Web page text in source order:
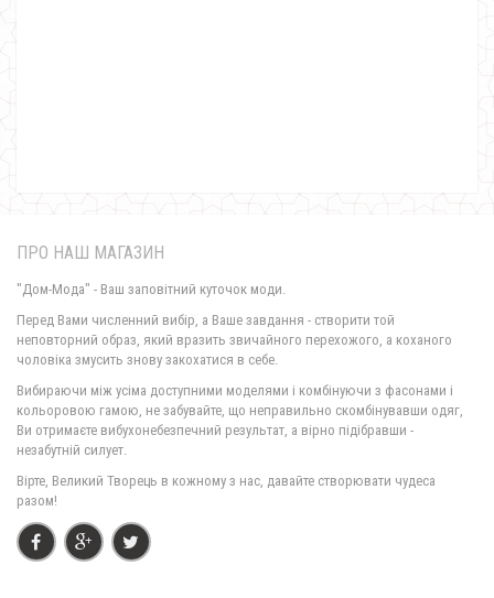
720.00грн.
Стильне плаття жіноче із відкритими плечима "Candys"
370.00грн.
Стильне жіноче плаття з блискавкою спереду
ПРО НАШ МАГАЗИН
"Дом-Мода" - Ваш заповітний куточок моди.
Перед Вами численний вибір, а Ваше завдання - створити той
неповторний образ, який вразить звичайного перехожого, а коханого
чоловіка змусить знову закохатися в себе.
Вибираючи між усіма доступними моделями і комбінуючи з фасонами і
кольоровою гамою, не забувайте, що неправильно скомбінувавши одяг,
Ви отримаєте вибухонебезпечний результат, а вірно підібравши -
незабутній силует.
Вірте, Великий Творець в кожному з нас, давайте створювати чудеса
разом!